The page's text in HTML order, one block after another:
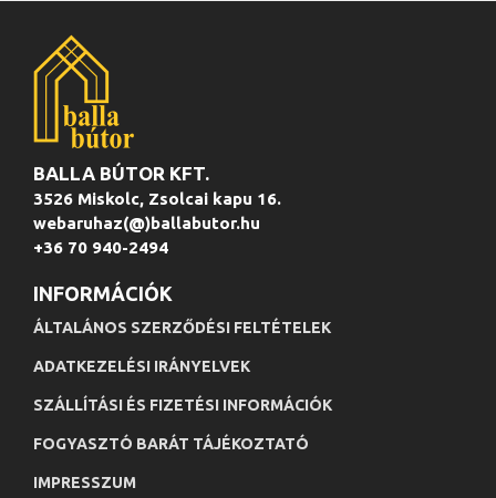
BALLA BÚTOR KFT.
3526 Miskolc, Zsolcai kapu 16.
webaruhaz(@)ballabutor.hu
+36 70 940-2494
INFORMÁCIÓK
ÁLTALÁNOS SZERZŐDÉSI FELTÉTELEK
ADATKEZELÉSI IRÁNYELVEK
SZÁLLÍTÁSI ÉS FIZETÉSI INFORMÁCIÓK
FOGYASZTÓ BARÁT TÁJÉKOZTATÓ
IMPRESSZUM